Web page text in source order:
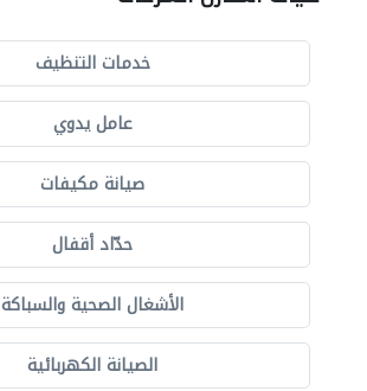
خدمات التنظيف
عامل يدوي
صيانة مكيفات
حدّاد أقفال
الأشغال الصحية والسباكة
الصيانة الكهربائية